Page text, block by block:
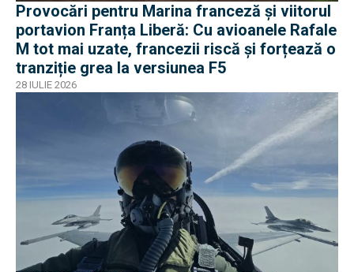
Provocări pentru Marina franceză și viitorul
portavion Franța Liberă: Cu avioanele Rafale
M tot mai uzate, francezii riscă și forțează o
tranziție grea la versiunea F5
28 IULIE 2026